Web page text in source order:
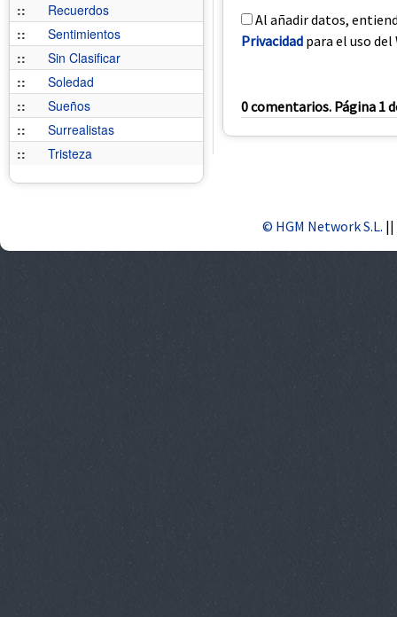
::
Recuerdos
::
Sentimientos
::
Sin Clasificar
::
Soledad
::
Sueños
::
Surrealistas
::
Tristeza
Al añadir datos,
Privacidad para el uso del
0 comentarios. Página 1
© HGM Network S.L. ||